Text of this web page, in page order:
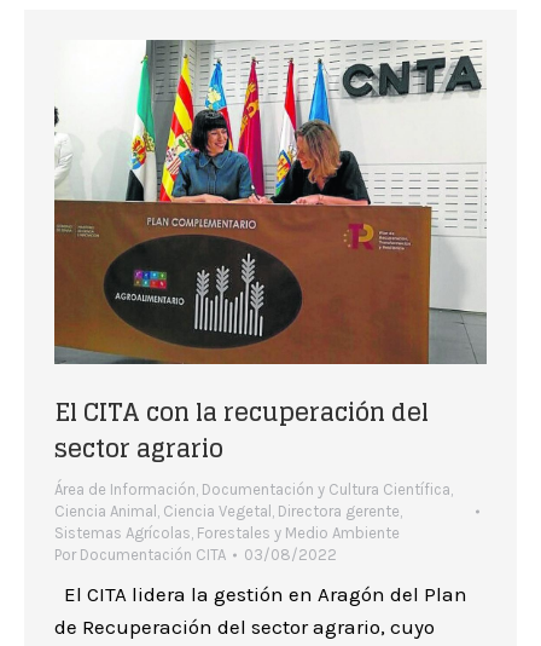
El CITA con la recuperación del
sector agrario
Área de Información, Documentación y Cultura Científica,
Ciencia Animal , Ciencia Vegetal , Directora gerente,
Sistemas Agrícolas, Forestales y Medio Ambiente
Por Documentación CITA 03/08/2022
El CITA lidera la gestión en Aragón del Plan
de Recuperación del sector agrario, cuyo